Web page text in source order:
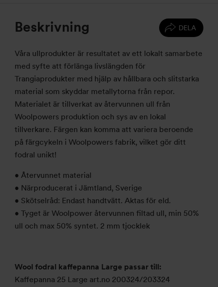
DELA
Beskrivning
Våra ullprodukter är resultatet av ett lokalt samarbete
med syfte att förlänga livslängden för
Trangiaprodukter med hjälp av hållbara och slitstarka
material som skyddar metallytorna från repor.
Materialet är tillverkat av återvunnen ull från
Woolpowers produktion och sys av en lokal
tillverkare. Färgen kan komma att variera beroende
på färgcykeln i Woolpowers fabrik, vilket gör ditt
fodral unikt!
• Återvunnet material
• Närproducerat i Jämtland, Sverige
• Skötselråd: Endast handtvätt. Aktas för eld.
• Tyget är Woolpower återvunnen filtad ull, min 50%
ull och max 50% syntet. 2 mm tjocklek
Wool fodral kaffepanna Large passar till:
Kaffepanna 25 Large art.no 200324/203324